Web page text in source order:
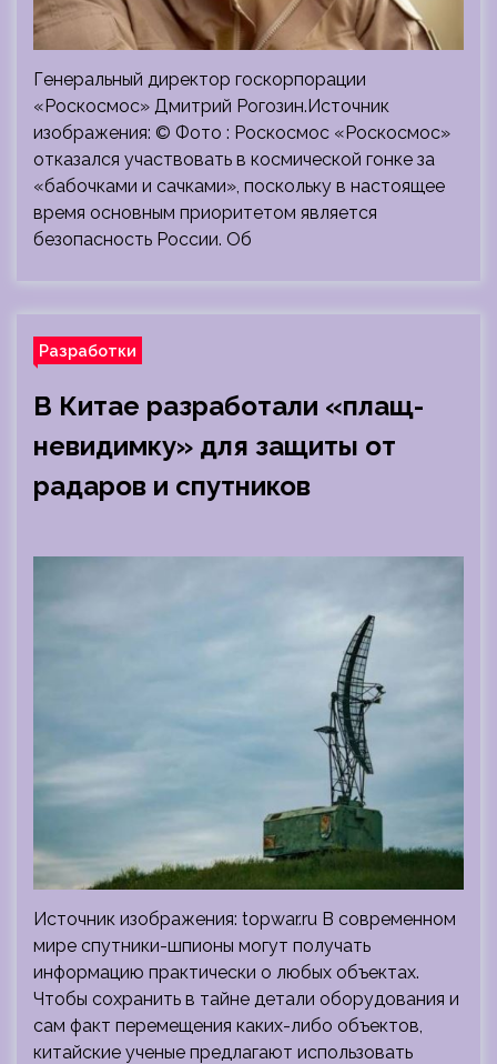
Генеральный директор госкорпорации
«Роскосмос» Дмитрий Рогозин.Источник
изображения: © Фото : Роскосмос «Роскосмос»
отказался участвовать в космической гонке за
«бабочками и сачками», поскольку в настоящее
время основным приоритетом является
безопасность России. Об
Разработки
В Китае разработали «плащ-
невидимку» для защиты от
радаров и спутников
Источник изображения: topwar.ru В современном
мире спутники-шпионы могут получать
информацию практически о любых объектах.
Чтобы сохранить в тайне детали оборудования и
сам факт перемещения каких-либо объектов,
китайские ученые предлагают использовать